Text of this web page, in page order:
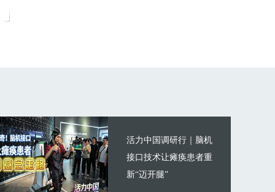
活力中国调研行｜脑机
接口技术让瘫痪患者重
新“迈开腿”